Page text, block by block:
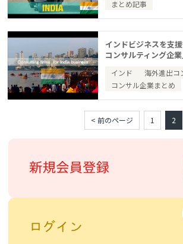
まとめ記事
インドビジネスを支
コンサルティング企
インド
海外進出コ
コンサル企業まとめ
< 前のページ 1 2